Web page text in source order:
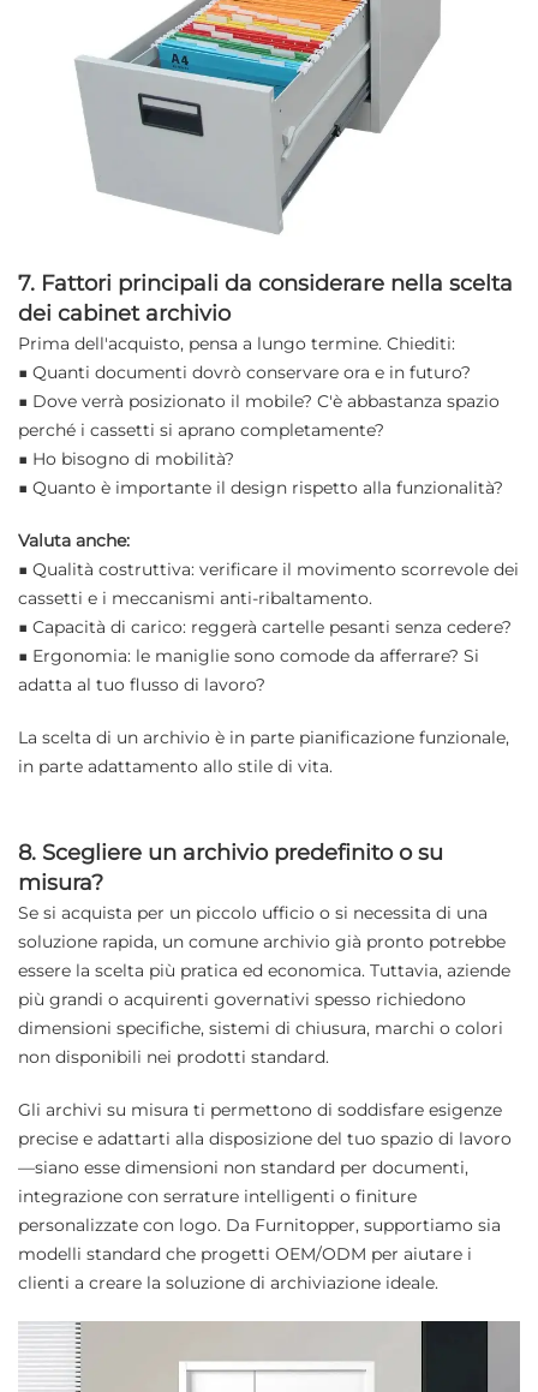
7. Fattori principali da considerare nella scelta
dei cabinet archivio
Prima dell'acquisto, pensa a lungo termine. Chiediti:
■ Quanti documenti dovrò conservare ora e in futuro?
■ Dove verrà posizionato il mobile? C'è abbastanza spazio
perché i cassetti si aprano completamente?
■ Ho bisogno di mobilità?
■ Quanto è importante il design rispetto alla funzionalità?
Valuta anche:
■ Qualità costruttiva: verificare il movimento scorrevole dei
cassetti e i meccanismi anti-ribaltamento.
■ Capacità di carico: reggerà cartelle pesanti senza cedere?
■ Ergonomia: le maniglie sono comode da afferrare? Si
adatta al tuo flusso di lavoro?
La scelta di un archivio è in parte pianificazione funzionale,
in parte adattamento allo stile di vita.
8. Scegliere un archivio predefinito o su
misura?
Se si acquista per un piccolo ufficio o si necessita di una
soluzione rapida, un comune archivio già pronto potrebbe
essere la scelta più pratica ed economica. Tuttavia, aziende
più grandi o acquirenti governativi spesso richiedono
dimensioni specifiche, sistemi di chiusura, marchi o colori
non disponibili nei prodotti standard.
Gli archivi su misura ti permettono di soddisfare esigenze
precise e adattarti alla disposizione del tuo spazio di lavoro
—siano esse dimensioni non standard per documenti,
integrazione con serrature intelligenti o finiture
personalizzate con logo. Da Furnitopper, supportiamo sia
modelli standard che progetti OEM/ODM per aiutare i
clienti a creare la soluzione di archiviazione ideale.